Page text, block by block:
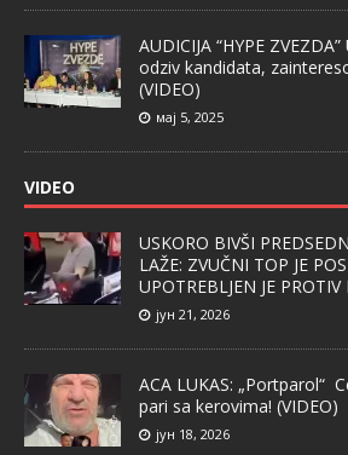
AUDICIJA “HYPE
odziv kandidata,
(VIDEO)
мај 5, 2025
VIDEO
USKORO BIVŠI
LAŽE: ZVUČNI TOP JE
UPOTREBLJEN JE
јун 21, 2026
ACA LUKAS: „Portparol“
pari sa kerovima! (VIDEO)
јун 18, 2026